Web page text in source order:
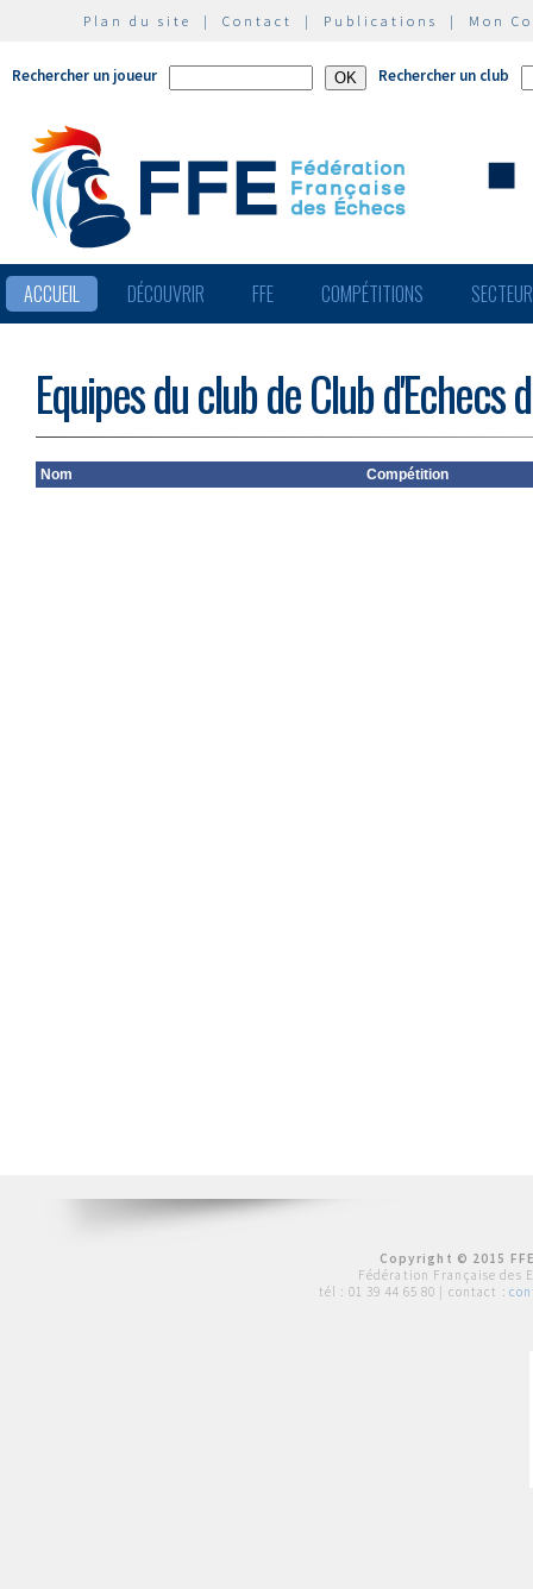
Plan du site | Contact | Publications | Mon
Rechercher un joueur Rechercher un club
ACCUEIL DÉCOUVRIR FFE COMPÉTITIONS
Equipes du club de Club d'Echecs
Nom Compétition
Copyright © 2015
Fédération Française des
tél : 01 39 44 65 80 | contact :